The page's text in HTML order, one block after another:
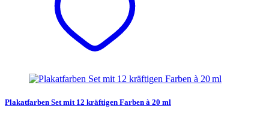
Plakatfarben Set mit 12 kräftigen Farben à 20 ml